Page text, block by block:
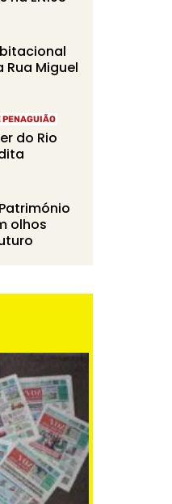
Rua Miguel
PENAGUIÃO
do Rio
olhos